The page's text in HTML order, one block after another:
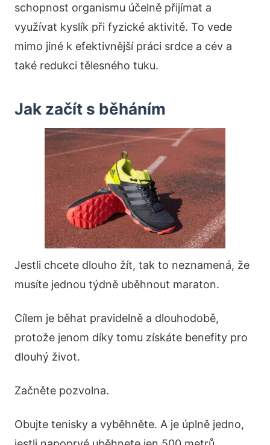
schopnost organismu účelně přijímat a
využívat kyslík při fyzické aktivitě. To vede
mimo jiné k efektivnější práci srdce a cév a
také redukci tělesného tuku.
Jak začít s běháním
Jestli chcete dlouho žít, tak to neznamená, že
musíte jednou týdně uběhnout maraton.
Cílem je běhat pravidelně a dlouhodobě,
protože jenom díky tomu získáte benefity pro
dlouhý život.
Začněte pozvolna.
Obujte tenisky a vyběhněte. A je úplně jedno,